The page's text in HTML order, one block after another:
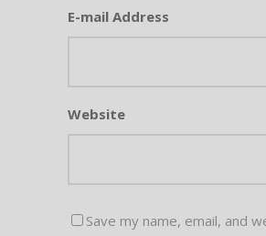
E-mail Address
Website
Save my name, email, and